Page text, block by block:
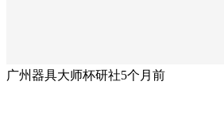
广州器具大师杯研社5个月前